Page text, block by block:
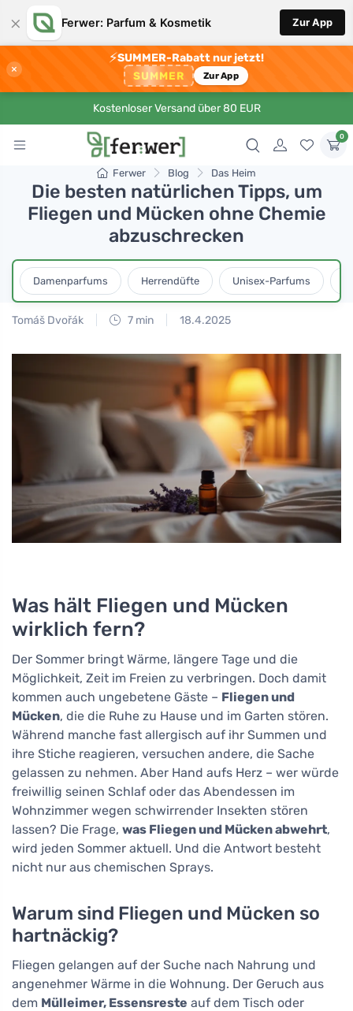
× Ferwer: Parfum & Kosmetik Zur App
×
⚡SUMMER-Rabatt nur jetzt!
SUMMER Zur App
Kostenloser Versand über 80 EUR
0
Ferwer Blog Das Heim
Die besten natürlichen Tipps, um
Fliegen und Mücken ohne Chemie
abzuschrecken
Damenparfums Herrendüfte Unisex-Parfums
Tomáš Dvořák 7 min 18.4.2025
Was hält Fliegen und Mücken
wirklich fern?
Der Sommer bringt Wärme, längere Tage und die
Möglichkeit, Zeit im Freien zu verbringen. Doch damit
kommen auch ungebetene Gäste – Fliegen und
Mücken, die die Ruhe zu Hause und im Garten stören.
Während manche fast allergisch auf ihr Summen und
ihre Stiche reagieren, versuchen andere, die Sache
gelassen zu nehmen. Aber Hand aufs Herz – wer würde
freiwillig seinen Schlaf oder das Abendessen im
Wohnzimmer wegen schwirrender Insekten stören
lassen? Die Frage, was Fliegen und Mücken abwehrt,
wird jeden Sommer aktuell. Und die Antwort besteht
nicht nur aus chemischen Sprays.
Warum sind Fliegen und Mücken so
hartnäckig?
Fliegen gelangen auf der Suche nach Nahrung und
angenehmer Wärme in die Wohnung. Der Geruch aus
dem Mülleimer, Essensreste auf dem Tisch oder